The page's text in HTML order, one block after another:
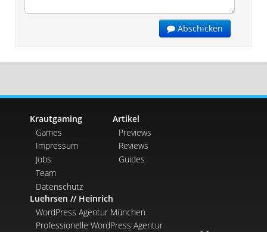
Abschicken
Krautgaming
Games
Impressum
Jobs
Team
Datenschutz
Artikel
Previews
Reviews
Guides
Luehrsen // Heinrich
WordPress Agentur München
Professionelle WordPress Agentur